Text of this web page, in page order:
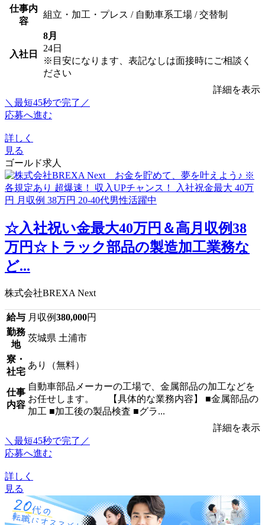
仕事内
容
組立・加工・プレス / 自動車系工場 / 交替制
入社日
8月
24日
※目安になります、表記なしは面接時にご相談く
ださい
詳細を表示
＼最短45秒で完了／
応募へ進む
詳しく
見る
ゴールド求人
☆入社祝い金最大40万円＆高月収例38
万円☆トラック部品の製造加工業務な
ど...
株式会社BREXA Next
給与 月収例380,000円
勤務
地
茨城県 土浦市
寮・
社宅
あり（無料）
仕事
内容
自動車部品メーカーの工場で、金属部品の加工などを
お任せします。 【具体的な業務内容】 ■金属部品の
加工 ■加工後の製品検査 ■グラ...
詳細を表示
＼最短45秒で完了／
応募へ進む
詳しく
見る